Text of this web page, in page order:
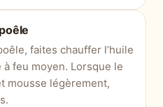
faites chauffer l’huile
à feu moyen. Lorsque le
mousse légèrement,